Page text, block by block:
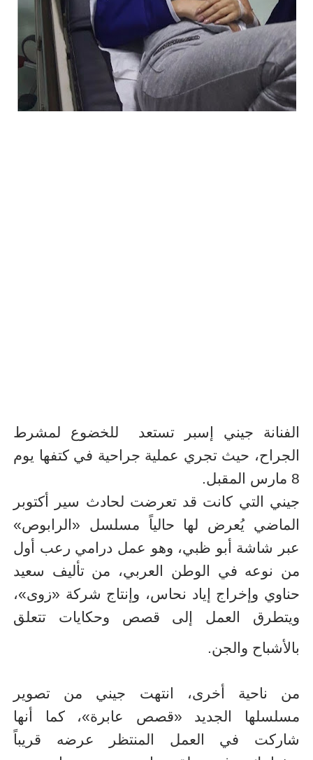
الفنانة جيني إسبر تستعد
للخضوع لمشرط
الجراح، حيث تجري عملية جراحية في كتفها يوم
8 مارس المقبل.
جيني التي كانت قد تعرضت لحادث سير أكتوبر
الماضي يُعرض لها حالياً مسلسل «الرابوص»
عبر شاشة أبو ظبي، وهو عمل درامي رعب أول
من نوعه في الوطن العربي، من تأليف سعيد
حناوي وإخراج إياد نحاس، وإنتاج شركة «زوى»،
ويتطرق العمل إلى قصص وحكايات تتعلق
بالأشباح والجن.
من ناحية أخرى، انتهت جيني من تصوير
مسلسلها الجديد «قصص عابرة»، كما أنها
شاركت في العمل المنتظر عرضه قريباً